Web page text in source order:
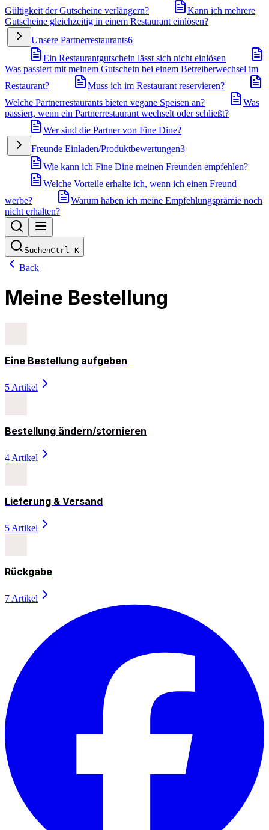
Gültigkeit der Gutscheine verlängern?
Kann ich mehrere
Gutscheine gleichzeitig in einem Restaurant einlösen?
Unsere Partnerrestaurants6
Ein Restaurantgutschein lässt sich nicht einlösen
Was passiert mit meinem Gutschein bei einem Betreiberwechsel im
Restaurant?
Muss ich im Restaurant reservieren?
Welche Partnerrestaurants bieten vegane Speisen an?
Was
passiert, wenn ein Partnerrestaurant wechselt oder schließt?
Wer sind die Partner von Fine Dine?
Freunde Einladen/Produktbewertungen3
Wie kann ich Fine Dine meinen Freunden empfehlen?
Welche Vorteile erhalte ich, wenn ich einen Freund
werbe?
Warum haben ich meine Empfehlungsprämie noch
nicht erhalten?
SuchenCtrl K
Back
Meine Bestellung
Eine Bestellung aufgeben
5 Artikel
Bestellung ändern/stornieren
4 Artikel
Lieferung & Versand
5 Artikel
Rückgabe
7 Artikel